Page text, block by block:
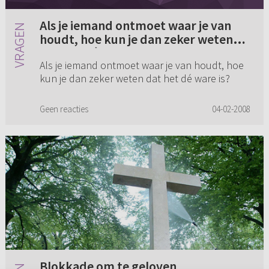
Als je iemand ontmoet waar je van
houdt, hoe kun je dan zeker weten
dat het dé ware is?
Als je iemand ontmoet waar je van houdt, hoe
kun je dan zeker weten dat het dé ware is?
Geen reacties 04-02-2008